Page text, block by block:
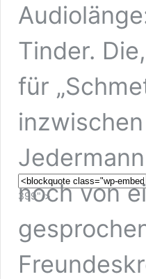
399"/>
Tinder.
für
noch von